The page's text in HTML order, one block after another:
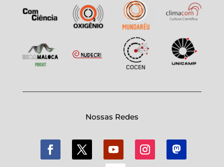
Nossas Redes